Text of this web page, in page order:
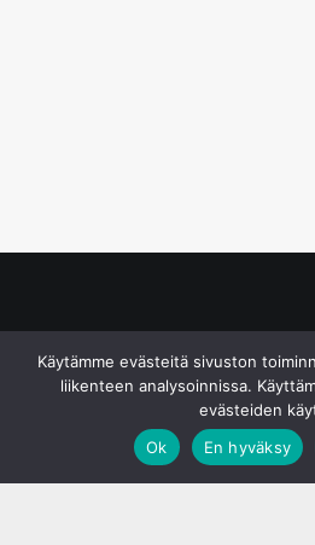
Käytämme evästeitä sivuston
liikenteen analysoinnissa.
evästeiden
Ok
En hyväksy